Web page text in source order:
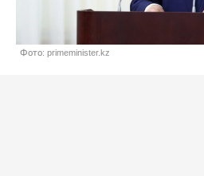
Фото: primeminister.kz